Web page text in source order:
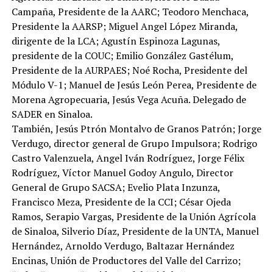
Campaña, Presidente de la AARC; Teodoro Menchaca,
Presidente la AARSP; Miguel Angel López Miranda,
dirigente de la LCA; Agustín Espinoza Lagunas,
presidente de la COUC; Emilio González Gastélum,
Presidente de la AURPAES; Noé Rocha, Presidente del
Módulo V-1; Manuel de Jesús León Perea, Presidente de
Morena Agropecuaria, Jesús Vega Acuña. Delegado de
SADER en Sinaloa.
También, Jesús Ptrón Montalvo de Granos Patrón; Jorge
Verdugo, director general de Grupo Impulsora; Rodrigo
Castro Valenzuela, Angel Iván Rodríguez, Jorge Félix
Rodríguez, Víctor Manuel Godoy Angulo, Director
General de Grupo SACSA; Evelio Plata Inzunza,
Francisco Meza, Presidente de la CCI; César Ojeda
Ramos, Serapio Vargas, Presidente de la Unión Agrícola
de Sinaloa, Silverio Díaz, Presidente de la UNTA, Manuel
Hernández, Arnoldo Verdugo, Baltazar Hernández
Encinas, Unión de Productores del Valle del Carrizo;